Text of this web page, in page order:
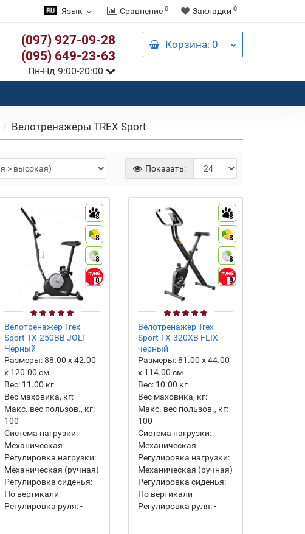
Язык Сравнение 0 Закладки 0
(097) 927-09-28
(095) 649-23-63
Пн-Нд 9:00-20:00
Корзина: 0
Велотренажеры TREX Sport
Показать:
8
8
8
8
Велотренажер Trex
Sport TX-250BB JOLT
Черный
Размеры:88.00 х 42.00
х 120.00 см
Вес: 11.00 кг
Вес маховика, кг:-
Макс. вес пользов., кг:
100
Система нагрузки:
Механическая
Регулировка нагрузки:
Механическая (ручная)
Регулировка сиденья:
По вертикали
Регулировка руля:-
8
8
8
8
Велотренажер Trex
Sport TX-320XB FLIX
черный
Размеры:81.00 х 44.00
х 114.00 см
Вес: 10.00 кг
Вес маховика, кг:-
Макс. вес пользов., кг:
100
Система нагрузки:
Механическая
Регулировка нагрузки:
Механическая (ручная)
Регулировка сиденья:
По вертикали
Регулировка руля:-